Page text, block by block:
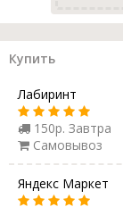
Купить
Лабиринт
150р. Завтра
Самовывоз
Яндекс Маркет